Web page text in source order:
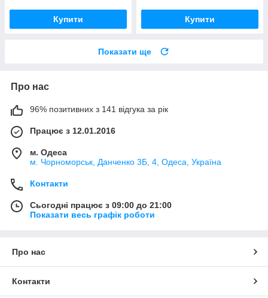
Купити Купити
Показати ще
Про нас
96% позитивних з 141 відгука за рік
Працює з 12.01.2016
м. Одеса
м. Чорноморськ, Данченко 3Б, 4, Одеса, Україна
Контакти
Сьогодні працює з 09:00 до 21:00
Показати весь графік роботи
Про нас
Контакти